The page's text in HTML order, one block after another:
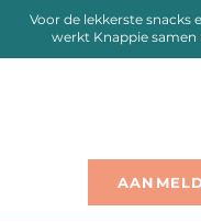
Voor de lekkerste snacks
werkt Knappie samen